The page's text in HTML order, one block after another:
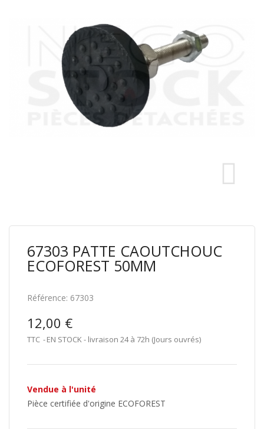
67303 PATTE CAOUTCHOUC
ECOFOREST 50MM
Référence: 67303
12,00 €
TTC EN STOCK - livraison 24 à 72h (Jours ouvrés)
Vendue à l'unité
Pièce certifiée d'origine ECOFOREST